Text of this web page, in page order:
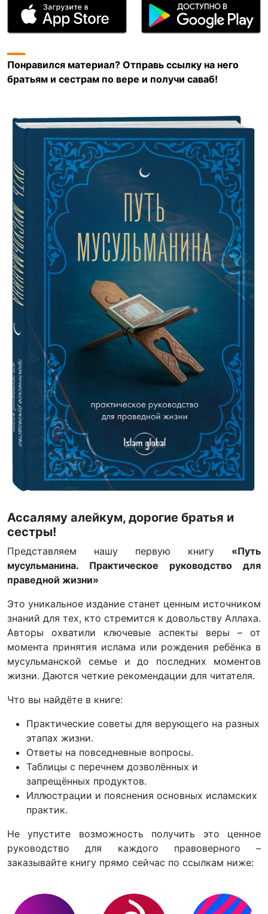
Понравился материал? Отправь ссылку на него
братьям и сестрам по вере и получи саваб!
Ассаляму алейкум, дорогие братья и
сестры!
Представляем нашу первую книгу «Путь
мусульманина. Практическое руководство для
праведной жизни»
Это уникальное издание станет ценным источником
знаний для тех, кто стремится к довольству Аллаха.
Авторы охватили ключевые аспекты веры – от
момента принятия ислама или рождения ребёнка в
мусульманской семье и до последних моментов
жизни. Даются четкие рекомендации для читателя.
Что вы найдёте в книге:
Практические советы для верующего на разных
этапах жизни.
Ответы на повседневные вопросы.
Таблицы с перечнем дозволённых и
запрещённых продуктов.
Иллюстрации и пояснения основных исламских
практик.
Не упустите возможность получить это ценное
руководство для каждого правоверного –
заказывайте книгу прямо сейчас по ссылкам ниже: